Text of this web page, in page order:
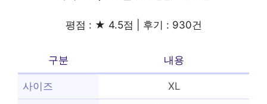
평점 : ★ 4.5점 | 후기 : 930건
구분 내용
사이즈 XL